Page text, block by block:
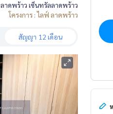
ลาดพร้าว เซ็นทรัลลาดพร้าว
โครงการ : ไลฟ์ ลาดพร้าว
สัญญา 12 เดือน